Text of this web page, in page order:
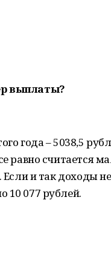
выплаты?
года – 5038,5
равно считается
Если и так доходы
10 077 рублей.